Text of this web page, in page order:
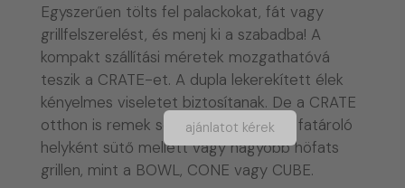
Egyszerűen tölts fel palackokat, fát vagy
grillfelszerelést, és menj ki a szabadba! A
kompakt szállítási méretek mozgathatóvá
teszik a CRATE-et. A dupla lekerekített élek
kényelmes viseletet biztosítanak. De a CRATE
otthon is remek segítőtárs – például fatároló
helyként sütő mellett vagy nagyobb höfats
grillen, mint a BOWL, CONE vagy CUBE.
ajánlatot kérek